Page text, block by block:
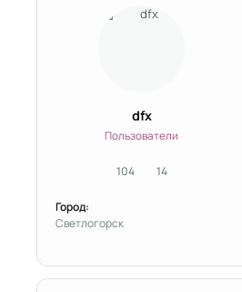
dfx
Пользователи
104сообщения
14Репутация
Город:
Светлогорск